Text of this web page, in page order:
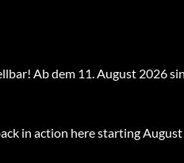
Ab dem 11. August 2026
in action here starting